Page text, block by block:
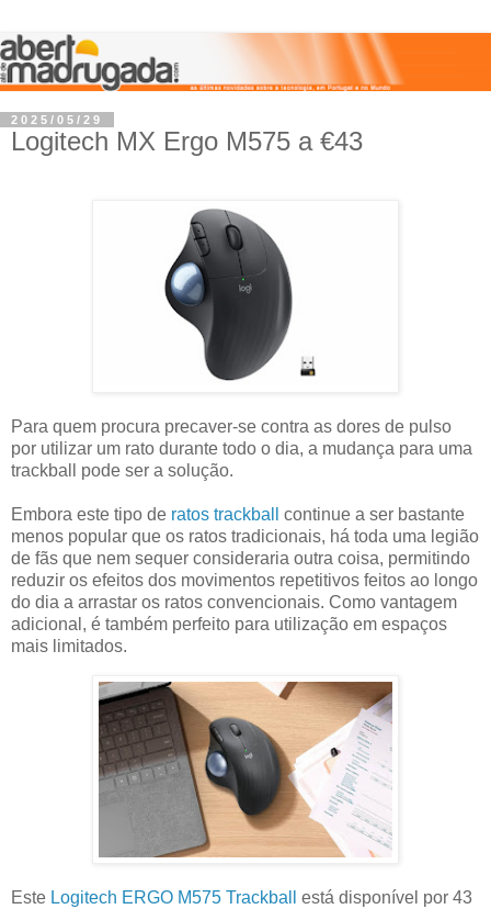
2025/05/29
Logitech MX Ergo M575 a €43
Para quem procura precaver-se contra as dores de pulso
por utilizar um rato durante todo o dia, a mudança para uma
trackball pode ser a solução.
Embora este tipo de ratos trackball
continue a ser bastante
menos popular que os ratos tradicionais, há toda uma legião
de fãs que nem sequer consideraria outra coisa, permitindo
reduzir os efeitos dos movimentos repetitivos feitos ao longo
do dia a arrastar os ratos convencionais. Como vantagem
adicional, é também perfeito para utilização em espaços
mais limitados.
Este Logitech ERGO M575 Trackball
está disponível por 43